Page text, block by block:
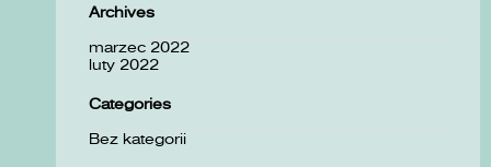
Archives
marzec 2022
luty 2022
Categories
Bez kategorii